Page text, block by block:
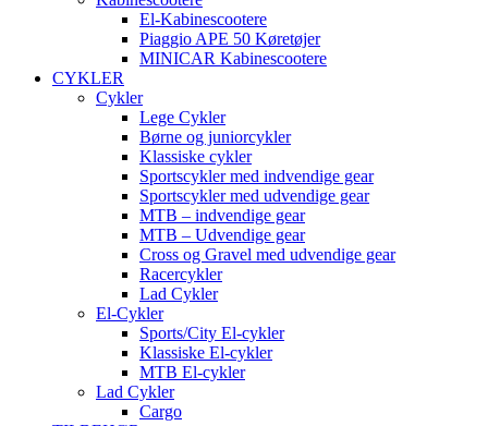
El-Kabinescootere
Piaggio APE 50 Køretøjer
MINICAR Kabinescootere
CYKLER
Cykler
Lege Cykler
Børne og juniorcykler
Klassiske cykler
Sportscykler med indvendige gear
Sportscykler med udvendige gear
MTB – indvendige gear
MTB – Udvendige gear
Cross og Gravel med udvendige gear
Racercykler
Lad Cykler
El-Cykler
Sports/City El-cykler
Klassiske El-cykler
MTB El-cykler
Lad Cykler
Cargo